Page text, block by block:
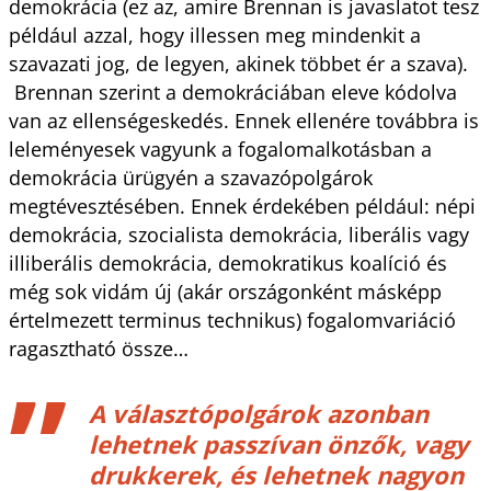
demokrácia (ez az, amire Brennan is javaslatot tesz
például azzal, hogy illessen meg mindenkit a
szavazati jog, de legyen, akinek többet ér a szava).
Brennan szerint a demokráciában eleve kódolva
van az ellenségeskedés. Ennek ellenére továbbra is
leleményesek vagyunk a fogalomalkotásban a
demokrácia ürügyén a szavazópolgárok
megtévesztésében. Ennek érdekében például: népi
demokrácia, szocialista demokrácia, liberális vagy
illiberális demokrácia, demokratikus koalíció és
még sok vidám új (akár országonként másképp
értelmezett terminus technikus) fogalomvariáció
ragasztható össze…
A választópolgárok azonban
lehetnek passzívan önzők, vagy
drukkerek, és lehetnek nagyon